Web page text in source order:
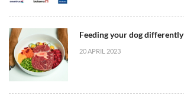
a
t
e
o
Feeding your dog differently
20 APRIL 2023